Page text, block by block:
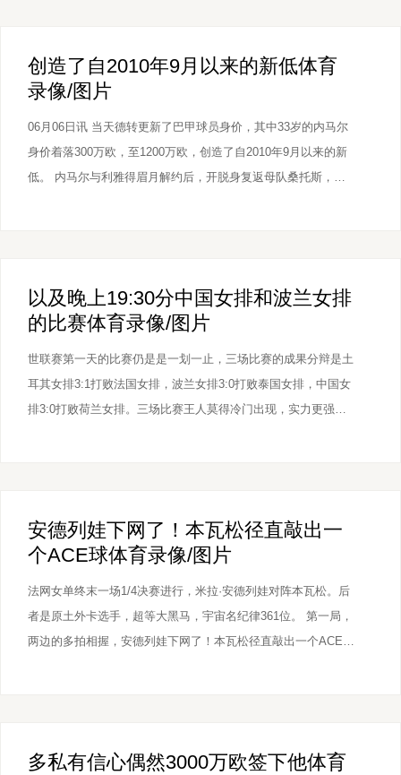
创造了自2010年9月以来的新低体育
录像/图片
06月06日讯 当天德转更新了巴甲球员身价，其中33岁的内马尔
身价着落300万欧，至1200万欧，创造了自2010年9月以来的新
低。 内马尔与利雅得眉月解约后，开脱身复返母队桑托斯，但
以及晚上19:30分中国女排和波兰女排
的比赛体育录像/图片
世联赛第一天的比赛仍是是一划一止，三场比赛的成果分辩是土
耳其女排3:1打败法国女排，波兰女排3:0打败泰国女排，中国女
排3:0打败荷兰女排。三场比赛王人莫得冷门出现，实力更强，
安德列娃下网了！本瓦松径直敲出一
个ACE球体育录像/图片
法网女单终末一场1/4决赛进行，米拉·安德列娃对阵本瓦松。后
者是原土外卡选手，超等大黑马，宇宙名纪律361位。 第一局，
两边的多拍相握，安德列娃下网了！本瓦松径直敲出一个ACE
多私有信心偶然3000万欧签下他体育